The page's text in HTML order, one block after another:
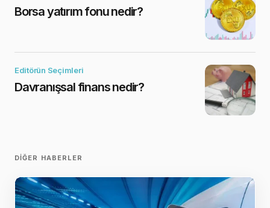
Borsa yatırım fonu nedir?
Editörün Seçimleri
Davranışsal finans nedir?
DIĞER HABERLER